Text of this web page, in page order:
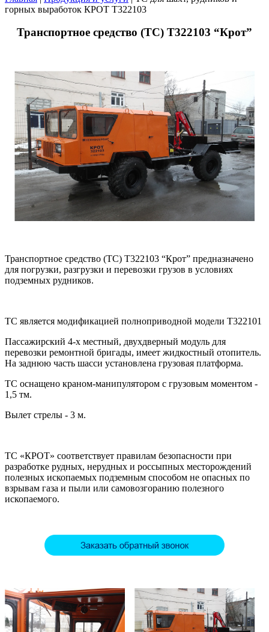
горных выработок КРОТ Т322103
Транспортное средство (ТС) Т322103 “Крот”
Транспортное средство (ТС) Т322103 “Крот” предназначено
для погрузки, разгрузки и перевозки грузов в условиях
подземных рудников.
ТС является модификацией полноприводной модели Т322101
Пассажирский 4-х местный, двухдверный модуль для
перевозки ремонтной бригады, имеет жидкостный отопитель.
На заднюю часть шасси установлена грузовая платформа.
ТС оснащено краном-манипулятором с грузовым моментом -
1,5 тм.
Вылет стрелы - 3 м.
ТС «КРОТ» соответствует правилам безопасности при
разработке рудных, нерудных и россыпных месторождений
полезных ископаемых подземным способом не опасных по
взрывам газа и пыли или самовозгоранию полезного
ископаемого.